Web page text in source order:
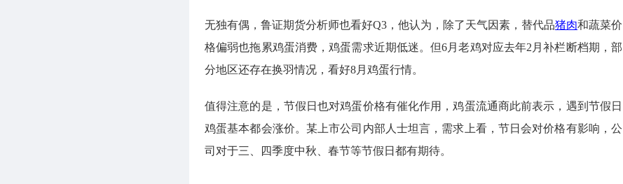
无独有偶，鲁证期货分析师也看好Q3，他认为，除了天气因素，替代品猪肉和蔬菜价
格偏弱也拖累鸡蛋消费，鸡蛋需求近期低迷。但6月老鸡对应去年2月补栏断档期，部
分地区还存在换羽情况，看好8月鸡蛋行情。
值得注意的是，节假日也对鸡蛋价格有催化作用，鸡蛋流通商此前表示，遇到节假日
鸡蛋基本都会涨价。某上市公司内部人士坦言，需求上看，节日会对价格有影响，公
司对于三、四季度中秋、春节等节假日都有期待。